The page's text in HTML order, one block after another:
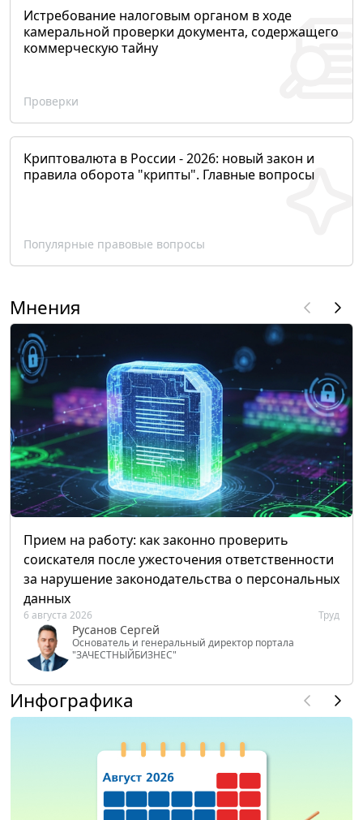
Истребование налоговым органом в ходе
камеральной проверки документа, содержащего
коммерческую тайну
Проверки
Криптовалюта в России - 2026: новый закон и
правила оборота "крипты". Главные вопросы
Популярные правовые вопросы
Мнения
Прием на работу: как законно проверить
соискателя после ужесточения ответственности
за нарушение законодательства о персональных
данных
6 августа 2026 Труд
Русанов Сергей
Основатель и генеральный директор портала
"ЗАЧЕСТНЫЙБИЗНЕС"
Инфографика